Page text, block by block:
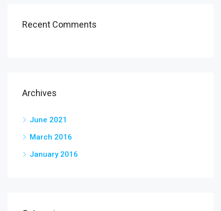
Recent Comments
Archives
June 2021
March 2016
January 2016